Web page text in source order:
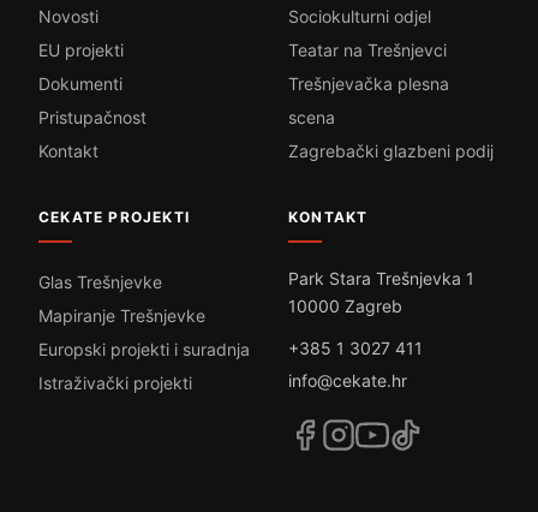
Novosti
EU projekti
Dokumenti
Pristupačnost
Kontakt
Sociokulturni odjel
Teatar na Trešnjevci
Trešnjevačka plesna
scena
Zagrebački glazbeni podij
CEKATE PROJEKTI
Glas Trešnjevke
Mapiranje Trešnjevke
Europski projekti i suradnja
Istraživački projekti
KONTAKT
Park Stara Trešnjevka 1
10000 Zagreb
+385 1 3027 411
info@cekate.hr